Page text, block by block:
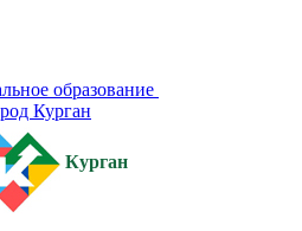
образование
Курган
Курган